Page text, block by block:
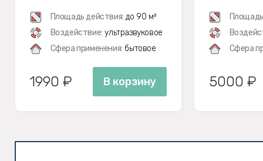
Площадь действия: до 90 м²
Воздействие: ультразвуковое
Сфера применения: бытовое
1990 ₽ В корзину
Сфера
5000 ₽